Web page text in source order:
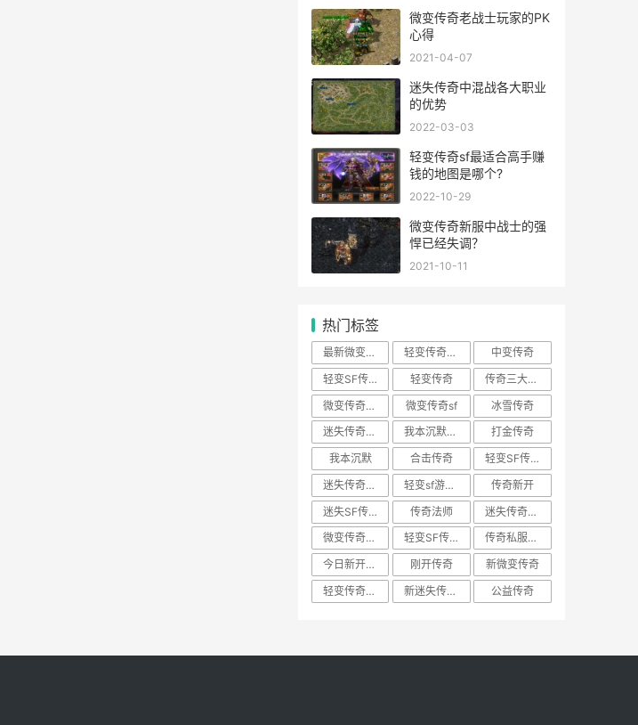
微变传奇老战士玩家的PK
心得
2021-04-07
迷失传奇中混战各大职业
的优势
2022-03-03
轻变传奇sf最适合高手赚
钱的地图是哪个?
2022-10-29
微变传奇新服中战士的强
悍已经失调？
2021-10-11
热门标签
最新微变传奇 轻变传奇游戏
中变传奇
轻变SF传奇游戏
轻变传奇
传奇三大系统
微变传奇新服网
微变传奇sf
冰雪传奇
迷失传奇sf游戏
我本沉默传奇
打金传奇
我本沉默
合击传奇
轻变SF传奇私服
迷失传奇网站BOSS
轻变sf游戏传奇
传奇新开
迷失SF传奇
传奇法师
迷失传奇好私服
微变传奇游戏
轻变SF传奇
传奇私服发行网
今日新开传奇
刚开传奇
新微变传奇
轻变传奇私服网站
新迷失传奇游戏 公益传奇